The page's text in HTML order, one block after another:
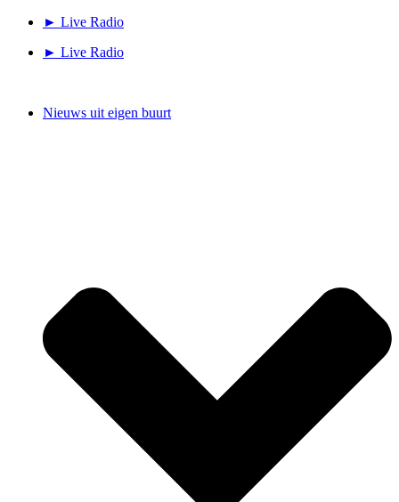
► Live Radio
► Live Radio
Nieuws uit eigen buurt